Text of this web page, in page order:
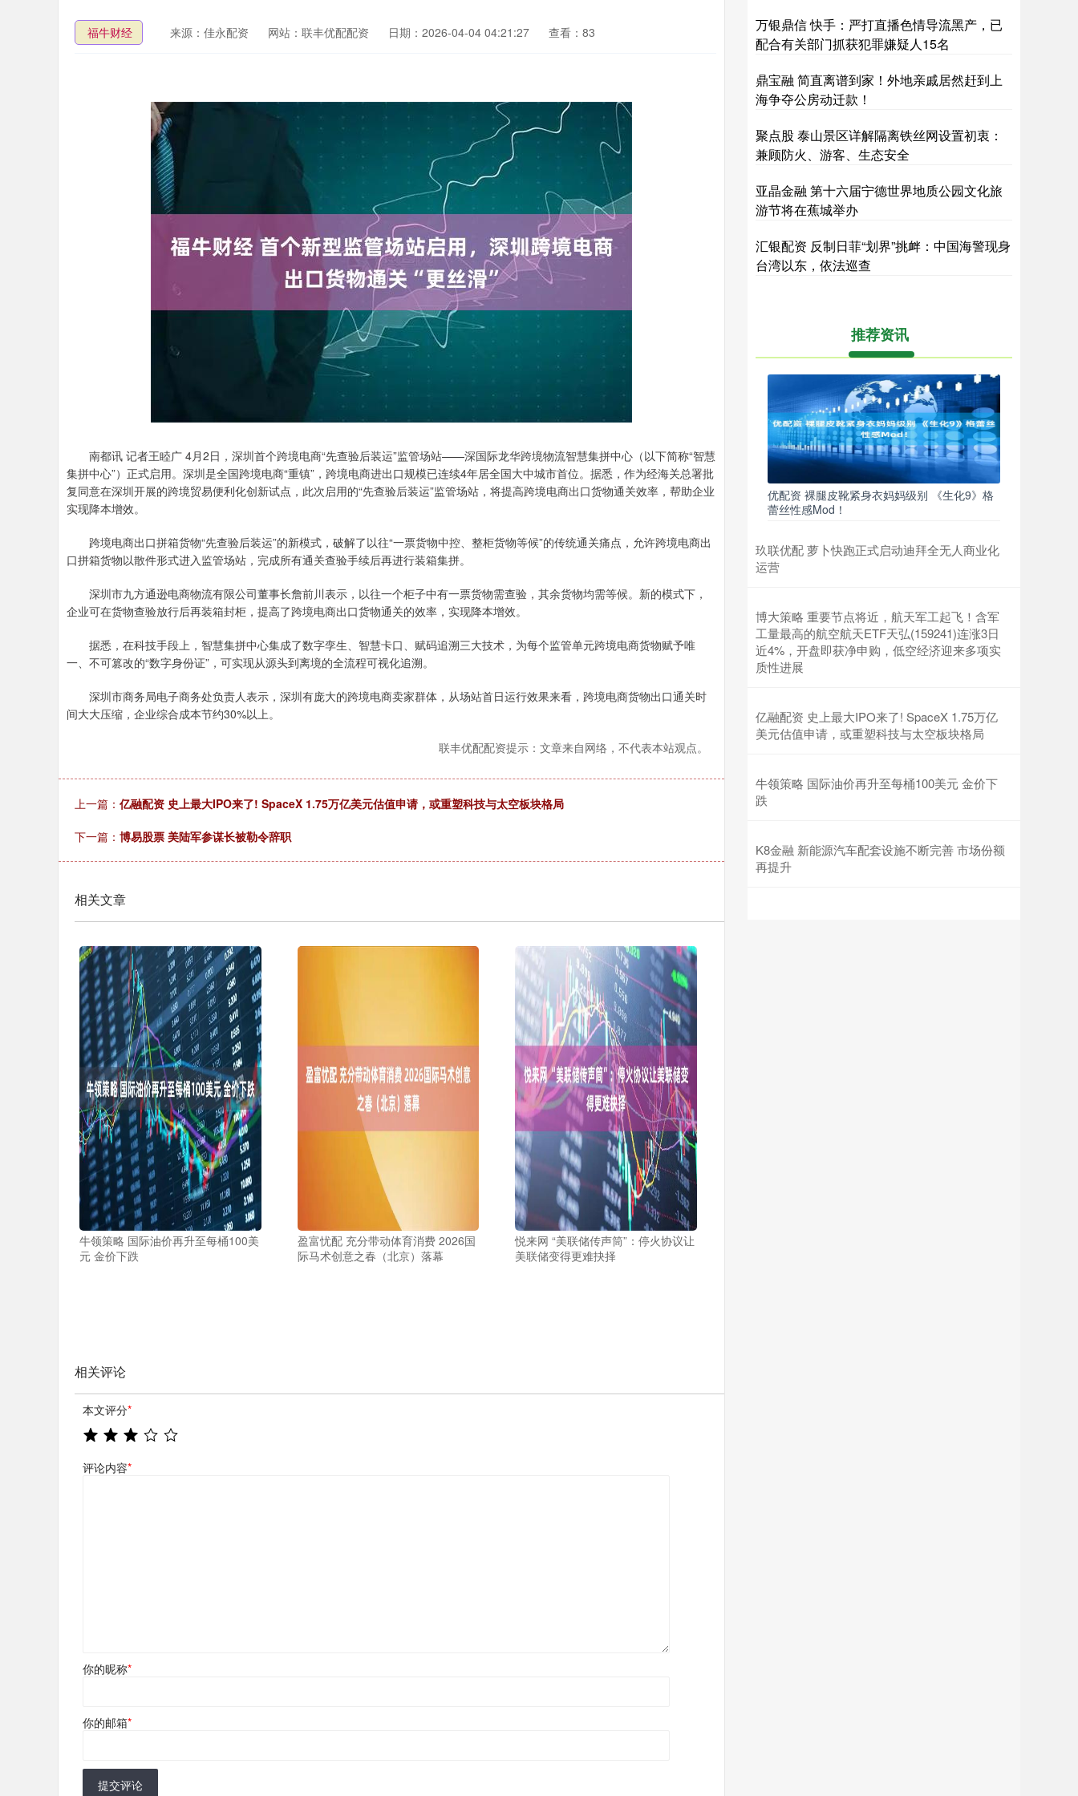
福牛财经 来源：佳永配资 网站：联丰优配配资 日期：2026-04-04 04:21:27 查看：83
南都讯 记者王睦广 4月2日，深圳首个跨境电商“先查验后装运”监管场站——深国际龙华跨境物流智慧集拼中心（以下简称“智慧
集拼中心”）正式启用。深圳是全国跨境电商“重镇”，跨境电商进出口规模已连续4年居全国大中城市首位。据悉，作为经海关总署批
复同意在深圳开展的跨境贸易便利化创新试点，此次启用的“先查验后装运”监管场站，将提高跨境电商出口货物通关效率，帮助企业
实现降本增效。
跨境电商出口拼箱货物“先查验后装运”的新模式，破解了以往“一票货物中控、整柜货物等候”的传统通关痛点，允许跨境电商出
口拼箱货物以散件形式进入监管场站，完成所有通关查验手续后再进行装箱集拼。
深圳市九方通逊电商物流有限公司董事长詹前川表示，以往一个柜子中有一票货物需查验，其余货物均需等候。新的模式下，
企业可在货物查验放行后再装箱封柜，提高了跨境电商出口货物通关的效率，实现降本增效。
据悉，在科技手段上，智慧集拼中心集成了数字孪生、智慧卡口、赋码追溯三大技术，为每个监管单元跨境电商货物赋予唯
一、不可篡改的“数字身份证”，可实现从源头到离境的全流程可视化追溯。
深圳市商务局电子商务处负责人表示，深圳有庞大的跨境电商卖家群体，从场站首日运行效果来看，跨境电商货物出口通关时
间大大压缩，企业综合成本节约30%以上。
联丰优配配资提示：文章来自网络，不代表本站观点。
上一篇： 亿融配资 史上最大IPO来了! SpaceX 1.75万亿美元估值申请，或重塑科技与太空板块格局
下一篇： 博易股票 美陆军参谋长被勒令辞职
相关文章
牛领策略 国际油价再升至每桶100美
元 金价下跌
盈富忧配 充分带动体育消费 2026国
际马术创意之春（北京）落幕
悦来网 “美联储传声筒”：停火协议让
美联储变得更难抉择
相关评论
本文评分*
评论内容*
你的昵称*
你的邮箱*
提交评论
万银鼎信 快手：严打直播色情导流黑产，已
配合有关部门抓获犯罪嫌疑人15名
鼎宝融 简直离谱到家！外地亲戚居然赶到上
海争夺公房动迁款！
聚点股 泰山景区详解隔离铁丝网设置初衷：
兼顾防火、游客、生态安全
亚晶金融 第十六届宁德世界地质公园文化旅
游节将在蕉城举办
汇银配资 反制日菲“划界”挑衅：中国海警现身
台湾以东，依法巡查
推荐资讯
优配资 裸腿皮靴紧身衣妈妈级别 《生化9》格
蕾丝性感Mod！
玖联优配 萝卜快跑正式启动迪拜全无人商业化
运营
博大策略 重要节点将近，航天军工起飞！含军
工量最高的航空航天ETF天弘(159241)连涨3日
近4%，开盘即获净申购，低空经济迎来多项实
质性进展
亿融配资 史上最大IPO来了! SpaceX 1.75万亿
美元估值申请，或重塑科技与太空板块格局
牛领策略 国际油价再升至每桶100美元 金价下
跌
K8金融 新能源汽车配套设施不断完善 市场份额
再提升